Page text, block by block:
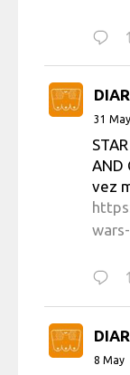
31 May
AND
vez
8 May